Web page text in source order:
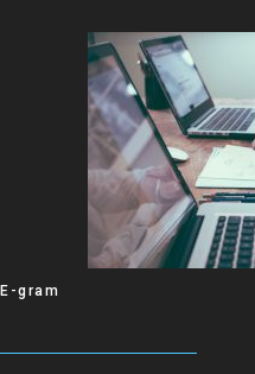
E-gram